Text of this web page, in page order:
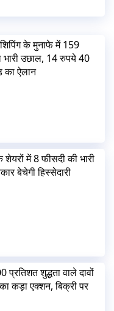
के मुनाफे में 159
भारी उछाल, 14 रुपये 40
का ऐलान
में 8 फीसदी की भारी
बेचेगी हिस्सेदारी
प्रतिशत शुद्धता वाले दावों
कड़ा एक्शन, बिक्री पर